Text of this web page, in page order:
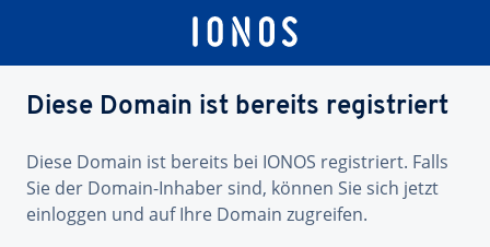
Diese Domain ist bereits registriert
Diese Domain ist bereits bei IONOS registriert. Falls
Sie der Domain-Inhaber sind, können Sie sich jetzt
einloggen und auf Ihre Domain zugreifen.